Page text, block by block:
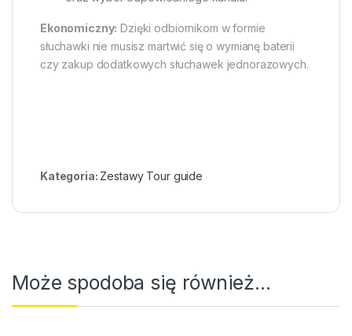
Ekonomiczny: Dzięki odbiornikom w formie
słuchawki nie musisz martwić się o wymianę baterii
czy zakup dodatkowych słuchawek jednorazowych.
Kategoria: Zestawy Tour guide
Może spodoba się również…